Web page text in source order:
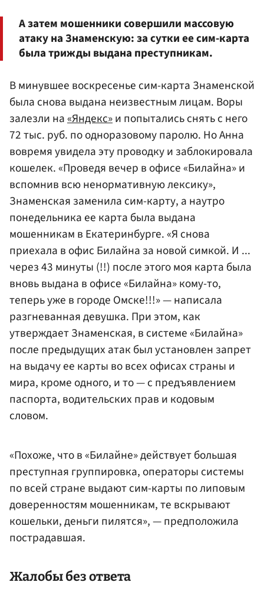
А затем мошенники совершили массовую
атаку на Знаменскую: за сутки ее сим-карта
была трижды выдана преступникам.
В минувшее воскресенье сим-карта Знаменской
была снова выдана неизвестным лицам. Воры
залезли на«Яндекс»и попытались снять с него
72 тыс. руб. по одноразовому паролю. Но Анна
вовремя увидела эту проводку и заблокировала
кошелек. «Проведя вечер в офисе «Билайна» и
вспомнив всю ненормативную лексику»,
Знаменская заменила сим-карту, а наутро
понедельника ее карта была выдана
мошенникам в Екатеринбурге. «Я снова
приехала в офис Билайна за новой симкой. И ...
через 43 минуты (!!) после этого моя карта была
вновь выдана в офисе «Билайна» кому-то,
теперь уже в городе Омске!!!» — написала
разгневанная девушка. При этом, как
утверждает Знаменская, в системе «Билайна»
после предыдущих атак был установлен запрет
на выдачу ее карты во всех офисах страны и
мира, кроме одного, и то — с предъявлением
паспорта, водительских прав и кодовым
словом.
«Похоже, что в «Билайне» действует большая
преступная группировка, операторы системы
по всей стране выдают сим-карты по липовым
доверенностям мошенникам, те вскрывают
кошельки, деньги пилятся», — предположила
пострадавшая.
Жалобы без ответа